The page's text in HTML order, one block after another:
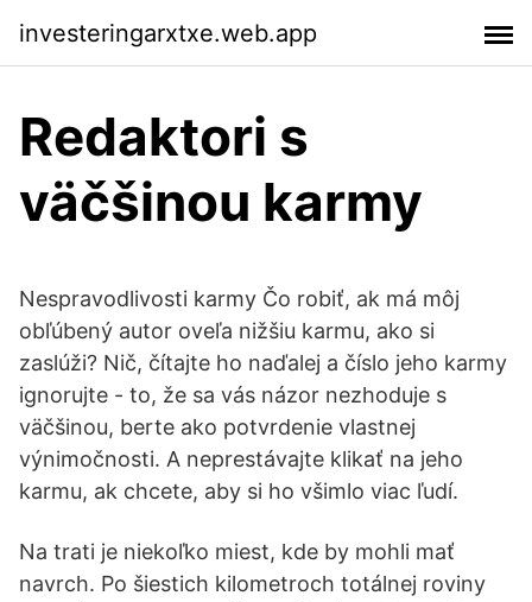
investeringarxtxe.web.app
Redaktori s
väčšinou karmy
Nespravodlivosti karmy Čo robiť, ak má môj
obľúbený autor oveľa nižšiu karmu, ako si
zaslúži? Nič, čítajte ho naďalej a číslo jeho karmy
ignorujte - to, že sa vás názor nezhoduje s
väčšinou, berte ako potvrdenie vlastnej
výnimočnosti. A neprestávajte klikať na jeho
karmu, ak chcete, aby si ho všimlo viac ľudí.
Na trati je niekoľko miest, kde by mohli mať
navrch. Po šiestich kilometroch totálnej roviny